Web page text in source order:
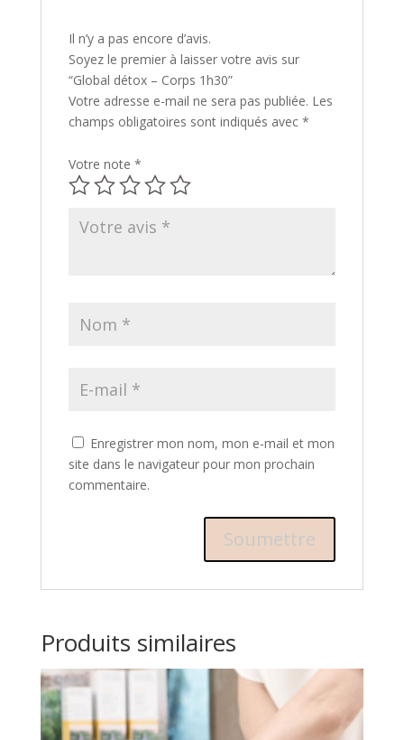
Il n’y a pas encore d’avis.
Soyez le premier à laisser votre avis sur
“Global détox – Corps 1h30”
Votre adresse e-mail ne sera pas publiée. Les
champs obligatoires sont indiqués avec *
Votre note *
Enregistrer mon nom, mon e-mail et mon
site dans le navigateur pour mon prochain
commentaire.
Produits similaires